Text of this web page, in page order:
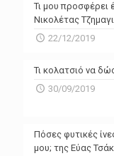
Τι μου προσφέρει
Νικολέτας
22/12/2019
Τι κολατσιό να
30/09/2019
Πόσες φυτικές
μου; της Εύας